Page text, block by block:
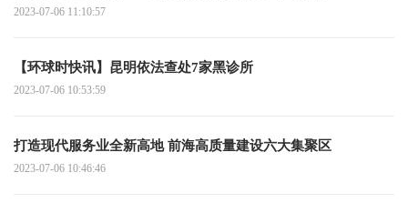
2023-07-06 11:10:57
【环球时快讯】昆明依法查处7家黑诊所
2023-07-06 10:53:59
打造现代服务业全新高地 前海高质量建设六大集聚区
2023-07-06 10:46:46